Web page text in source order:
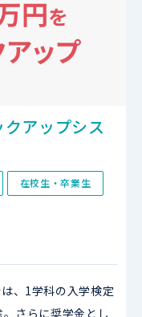
アップシス
在校生・卒業生
、1学科の入学検定
さらに奨学金とし